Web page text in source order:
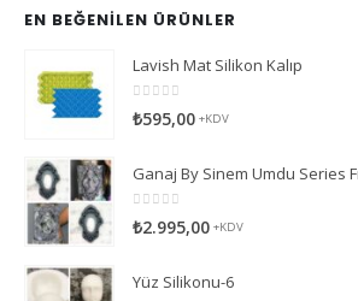
EN BEĞENILEN ÜRÜNLER
Lavish Mat Silikon Kalıp
05 üzerinden
₺595,00 +KDV
0 5 üzerinden
₺2.995,00 +KDV
Yüz Silikonu-6